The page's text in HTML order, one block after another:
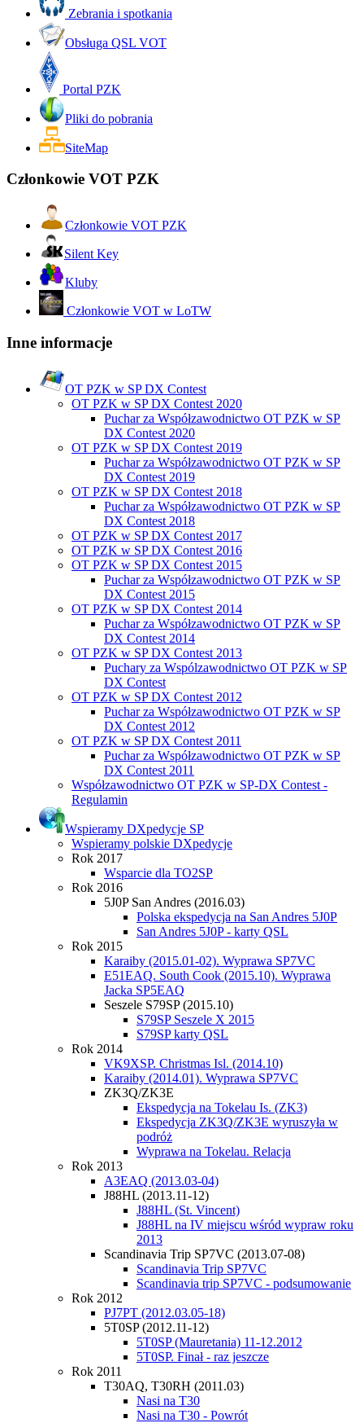
Zebrania i spotkania
Obsługa QSL VOT
Portal PZK
Pliki do pobrania
SiteMap
Członkowie VOT PZK
Członkowie VOT PZK
Silent Key
Kluby
Członkowie VOT w LoTW
Inne informacje
OT PZK w SP DX Contest
OT PZK w SP DX Contest 2020
Puchar za Współzawodnictwo OT PZK w SP
DX Contest 2020
OT PZK w SP DX Contest 2019
Puchar za Współzawodnictwo OT PZK w SP
DX Contest 2019
OT PZK w SP DX Contest 2018
Puchar za Współzawodnictwo OT PZK w SP
DX Contest 2018
OT PZK w SP DX Contest 2017
OT PZK w SP DX Contest 2016
OT PZK w SP DX Contest 2015
Puchar za Współzawodnictwo OT PZK w SP
DX Contest 2015
OT PZK w SP DX Contest 2014
Puchar za Współzawodnictwo OT PZK w SP
DX Contest 2014
OT PZK w SP DX Contest 2013
Puchary za Wspólzawodnictwo OT PZK w SP
DX Contest
OT PZK w SP DX Contest 2012
Puchar za Współzawodnictwo OT PZK w SP
DX Contest 2012
OT PZK w SP DX Contest 2011
Puchar za Współzawodnictwo OT PZK w SP
DX Contest 2011
Współzawodnictwo OT PZK w SP-DX Contest -
Regulamin
Wspieramy DXpedycje SP
Wspieramy polskie DXpedycje
Rok 2017
Wsparcie dla TO2SP
Rok 2016
5J0P San Andres (2016.03)
Polska ekspedycja na San Andres 5J0P
San Andres 5J0P - karty QSL
Rok 2015
Karaiby (2015.01-02). Wyprawa SP7VC
E51EAQ. South Cook (2015.10). Wyprawa
Jacka SP5EAQ
Seszele S79SP (2015.10)
S79SP Seszele X 2015
S79SP karty QSL
Rok 2014
VK9XSP. Christmas Isl. (2014.10)
Karaiby (2014.01). Wyprawa SP7VC
ZK3Q/ZK3E
Ekspedycja na Tokelau Is. (ZK3)
Ekspedycja ZK3Q/ZK3E wyruszyła w
podróż
Wyprawa na Tokelau. Relacja
Rok 2013
A3EAQ (2013.03-04)
J88HL (2013.11-12)
J88HL (St. Vincent)
J88HL na IV miejscu wśród wypraw roku
2013
Scandinavia Trip SP7VC (2013.07-08)
Scandinavia Trip SP7VC
Scandinavia trip SP7VC - podsumowanie
Rok 2012
PJ7PT (2012.03.05-18)
5T0SP (2012.11-12)
5T0SP (Mauretania) 11-12.2012
5T0SP. Finał - raz jeszcze
Rok 2011
T30AQ, T30RH (2011.03)
Nasi na T30
Nasi na T30 - Powrót